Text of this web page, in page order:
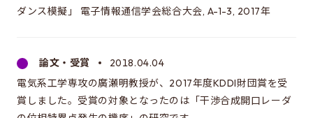
ダンス模擬」 電子情報通信学会総合大会, A-1-3, 2017年
論文・受賞
2018.04.04
電気系工学専攻の廣瀬明教授が、2017年度KDDI財団賞を受
賞しました。受賞の対象となったのは「干渉合成開口レーダ